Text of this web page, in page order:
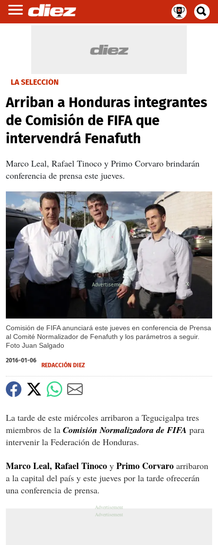
LA SELECCIÓN
Arriban a Honduras integrantes
de Comisión de FIFA que
intervendrá Fenafuth
Marco Leal, Rafael Tinoco y Primo Corvaro brindarán
conferencia de prensa este jueves.
Comisión de FIFA anunciará este jueves en conferencia de Prensa
al Comité Normalizador de Fenafuth y los parámetros a seguir.
Foto Juan Salgado
X
X
2016-01-06
REDACCIÓN DIEZ
La tarde de este miércoles arribaron a Tegucigalpa tres
miembros de la Comisión Normalizadora de FIFA para
intervenir la Federación de Honduras.
Marco Leal, Rafael Tinoco y Primo Corvaro arribaron
a la capital del país y este jueves por la tarde ofrecerán
una conferencia de prensa.